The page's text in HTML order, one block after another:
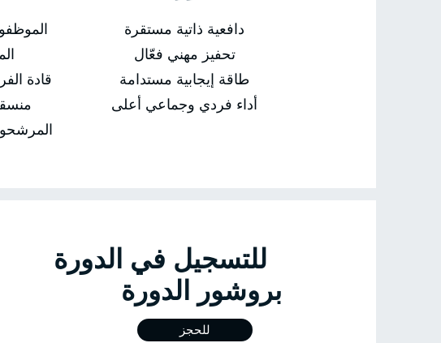
قادة
دافعية ذاتية مستقرة
تحفيز مهني فعّال
طاقة إيجابية مستدامة
أداء فردي وجماعي أعلى
للتسجيل في
بروشور الدورة
للحجز